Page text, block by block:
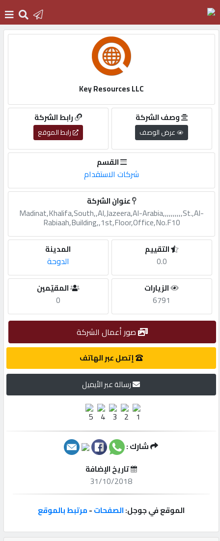
التسجيل
English
أضف
اعلانك
مطلوب
طلب
الاحصائيات
الأقسام
مميزة
إبحث
إعلانات
Key Resources LLC
رابط الشركة
رابط الموقع
وصف الشركة
عرض الوصف
القسم
شركات الاستقدام
عنوان الشركة
Madinat,Khalifa,South,,Al,Jazeera,Al-Arabia,,,,,,,,,,St.,Al-
Rabiaah,Building,,1st,Floor,Office,No.F10
المدينة
الدوحة
التقييم
0.0
المقيّمين
0
الزيارات
6791
صور أعمال الشركة
إتصل عبر الهاتف
رسالة عبر الأيميل
شارك :
تاريخ الإضافة
31/10/2018
الموقع في جوجل:الصفحات-مرتبط بالموقع